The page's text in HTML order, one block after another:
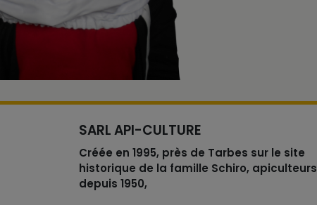
SARL API-CULTURE
Créée en 1995, près de Tarbes sur le site
historique de la famille Schiro, apiculteurs
depuis 1950,